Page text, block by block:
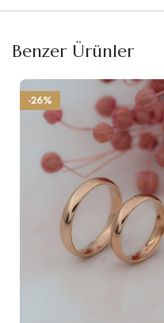
Benzer Ürünler
-26%